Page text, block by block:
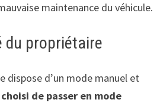
maintenance du véhicule.
du propriétaire
dispose d’un mode manuel et
de passer en mode